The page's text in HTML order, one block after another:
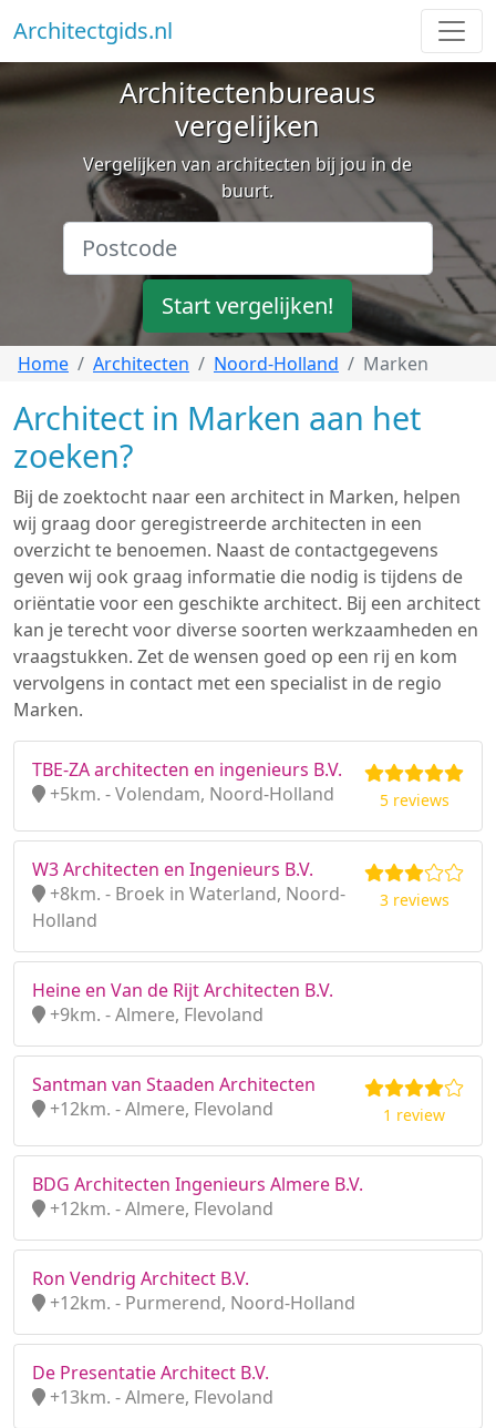
Architectgids.nl
Architectenbureaus
vergelijken
Vergelijken van architecten bij jou in de
buurt.
Start vergelijken!
Home Architecten Noord-Holland Marken
Architect in Marken aan het
zoeken?
Bij de zoektocht naar een architect in Marken, helpen
wij graag door geregistreerde architecten in een
overzicht te benoemen. Naast de contactgegevens
geven wij ook graag informatie die nodig is tijdens de
oriëntatie voor een geschikte architect. Bij een architect
kan je terecht voor diverse soorten werkzaamheden en
vraagstukken. Zet de wensen goed op een rij en kom
vervolgens in contact met een specialist in de regio
Marken.
TBE-ZA architecten en ingenieurs B.V.
+5km. - Volendam, Noord-Holland
5 reviews
W3 Architecten en Ingenieurs B.V.
+8km. - Broek in Waterland, Noord-
Holland
3 reviews
Heine en Van de Rijt Architecten B.V.
+9km. - Almere, Flevoland
Santman van Staaden Architecten
+12km. - Almere, Flevoland
1 review
BDG Architecten Ingenieurs Almere B.V.
+12km. - Almere, Flevoland
Ron Vendrig Architect B.V.
+12km. - Purmerend, Noord-Holland
De Presentatie Architect B.V.
+13km. - Almere, Flevoland